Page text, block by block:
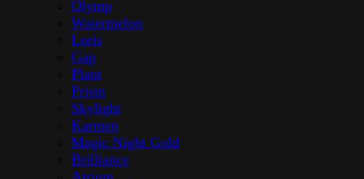
Olymp
Watermelon
Loris
Gap
Plant
Prism
Skylight
Karmen
Magic Night Gold
Brilliance